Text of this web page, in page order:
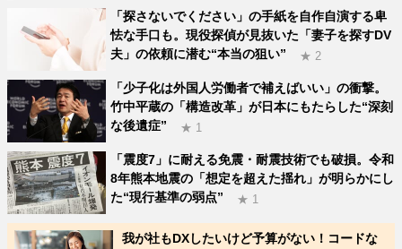
「探さないでください」の手紙を自作自演する卑
怯な手口も。現役探偵が見抜いた「妻子を探すDV
夫」の依頼に潜む“本当の狙い”
★ 2
「少子化は外国人労働者で補えばいい」の衝撃。
竹中平蔵の「構造改革」が日本にもたらした“深刻
な後遺症”
★ 1
「震度7」に耐える免震・耐震技術でも破損。令和
8年熊本地震の「想定を超えた揺れ」が明らかにし
た“現行基準の弱点”
★ 1
我が社もDXしたいけど予算がない！コードな